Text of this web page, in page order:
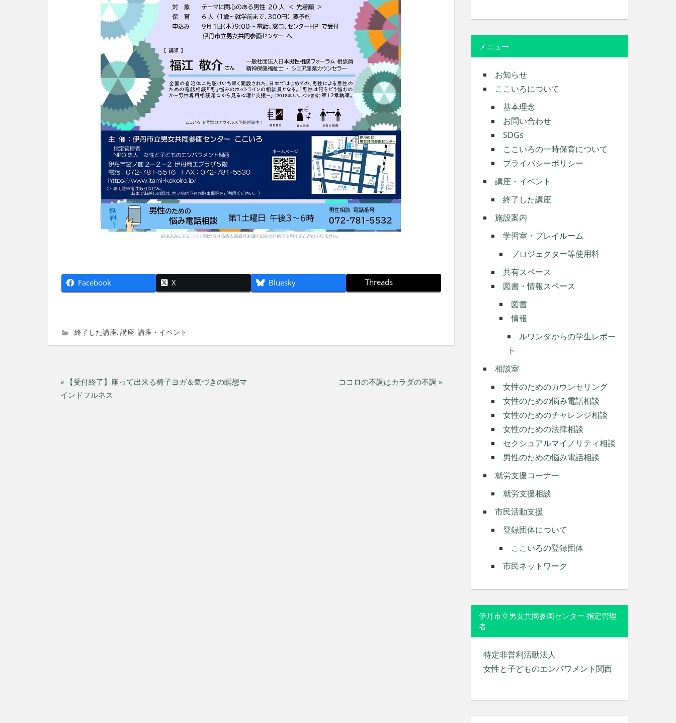
Facebook X Bluesky Threads
2022年8月13日
imati
終了した講座, 講座, 講座・イベント
投
稿
« 【受付終了】座って出来る椅子ヨガ＆気づきの瞑想マ
インドフルネス
ココロの不調はカラダの不調 »
メニュー
お知らせ
ここいろについて
基本理念
お問い合わせ
SDGs
ここいろの一時保育について
プライバシーポリシー
講座・イベント
終了した講座
施設案内
学習室・プレイルーム
プロジェクター等使用料
共有スペース
図書・情報スペース
図書
情報
ルワンダからの学生レポー
ト
相談室
女性のためのカウンセリング
女性のための悩み電話相談
女性のためのチャレンジ相談
女性のための法律相談
セクシュアルマイノリティ相談
男性のための悩み電話相談
就労支援コーナー
就労支援相談
市民活動支援
登録団体について
ここいろの登録団体
市民ネットワーク
伊丹市立男女共同参画センター 指定管理
者
特定非営利活動法人
女性と子どものエンパワメント関西